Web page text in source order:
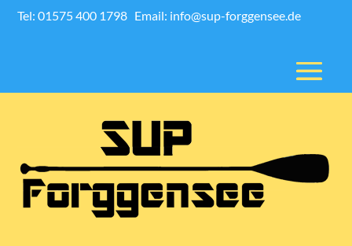
Tel: 01575 400 1798 Email: info@sup-forggensee.de